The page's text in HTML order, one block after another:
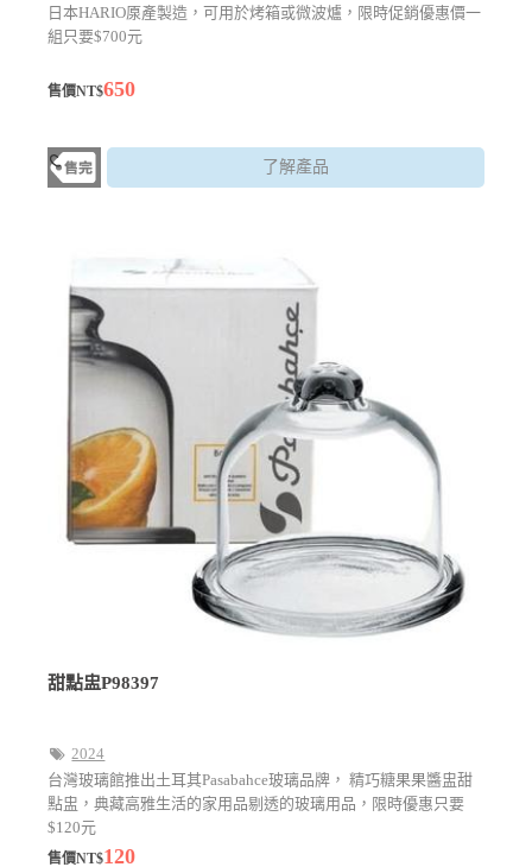
日本HARIO厡產製造，可用於烤箱或微波爐，限時促銷優惠價一
組只要$700元
售價NT$650
了解產品
甜點盅P98397
2024
台灣玻璃館推出土耳其Pasabahce玻璃品牌， 精巧糖果果醬盅甜
點盅，典藏高雅生活的家用品剔透的玻璃用品，限時優惠只要
$120元
售價NT$120